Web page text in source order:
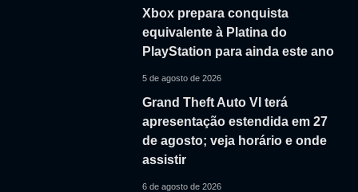
Xbox prepara conquista
equivalente à Platina do
PlayStation para ainda este ano
5 de agosto de 2026
Grand Theft Auto VI terá
apresentação estendida em 27
de agosto; veja horário e onde
assistir
6 de agosto de 2026